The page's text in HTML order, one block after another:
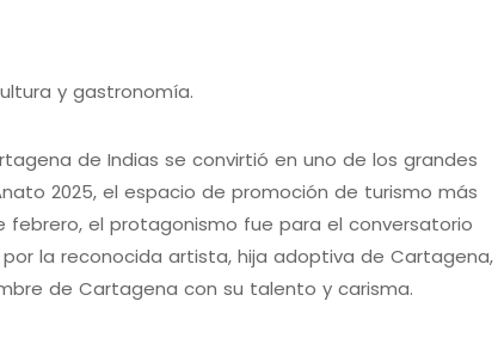
y gastronomía.
de Indias se convirtió en uno de los grandes
2025, el espacio de promoción de turismo más
febrero, el protagonismo fue para el conversatorio
por la reconocida artista, hija adoptiva de Cartagena,
de Cartagena con su talento y carisma.